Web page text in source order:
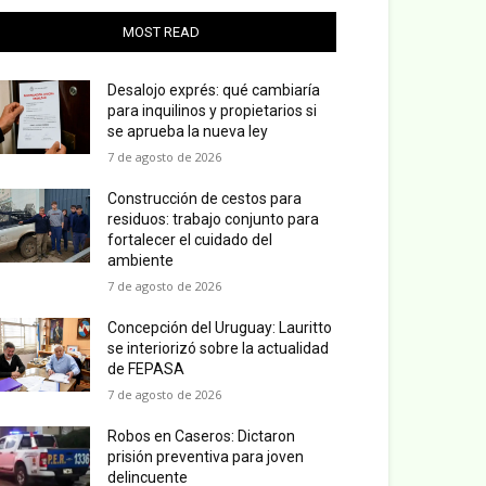
MOST READ
Desalojo exprés: qué cambiaría
para inquilinos y propietarios si
se aprueba la nueva ley
7 de agosto de 2026
Construcción de cestos para
residuos: trabajo conjunto para
fortalecer el cuidado del
ambiente
7 de agosto de 2026
Concepción del Uruguay: Lauritto
se interiorizó sobre la actualidad
de FEPASA
7 de agosto de 2026
Robos en Caseros: Dictaron
prisión preventiva para joven
delincuente